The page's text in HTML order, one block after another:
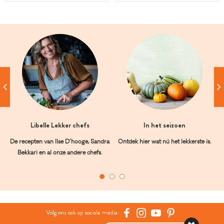
Libelle Lekker chefs
De recepten van Ilse D’hooge, Sandra
Bekkari en al onze andere chefs.
In het seizoen
Ontdek hier wat nú het lekkerste is.
Volg ons ook op sociale media: